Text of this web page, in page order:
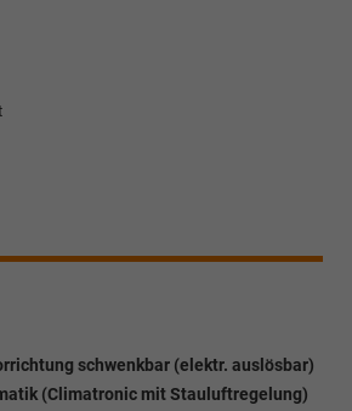
schwenkbar (elektr. auslösbar)
(Climatronic mit Stauluftregelung)